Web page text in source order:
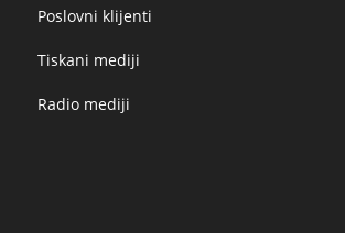
Poslovni klijenti
Tiskani mediji
Radio mediji